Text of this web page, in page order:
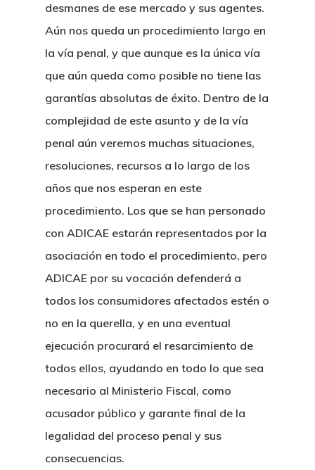
desmanes de ese mercado y sus agentes.
Aún nos queda un procedimiento largo en
la vía penal, y que aunque es la única vía
que aún queda como posible no tiene las
garantías absolutas de éxito. Dentro de la
complejidad de este asunto y de la vía
penal aún veremos muchas situaciones,
resoluciones, recursos a lo largo de los
años que nos esperan en este
procedimiento. Los que se han personado
con ADICAE estarán representados por la
asociación en todo el procedimiento, pero
ADICAE por su vocación defenderá a
todos los consumidores afectados estén o
no en la querella, y en una eventual
ejecución procurará el resarcimiento de
todos ellos, ayudando en todo lo que sea
necesario al Ministerio Fiscal, como
acusador público y garante final de la
legalidad del proceso penal y sus
consecuencias.